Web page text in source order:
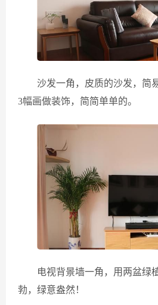
沙发一角，皮质的沙发，简
3幅画做装饰，简简单单的。
电视背景墙一角，用两盆绿
勃，绿意盎然！